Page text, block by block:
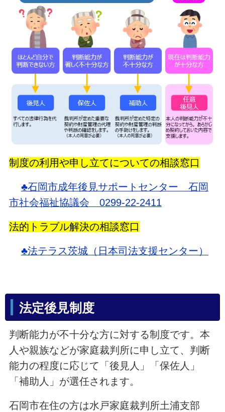
制度の利用や申し立てについての相談窓口
♣石岡市成年後見サポートセンター 石岡
市社会福祉協議会 0299-22-2411
法的トラブル解決の相談窓口
♣法テラス茨城（日本司法支援センター）
法定後見制度
判断能力が不十分な方に対する制度です。本
人や親族などが家庭裁判所に申し立て、判断
能力の程度に応じて「後見人」「保佐人」
「補助人」が選任されます。
石岡市在住の方は水戸家庭裁判所土浦支部